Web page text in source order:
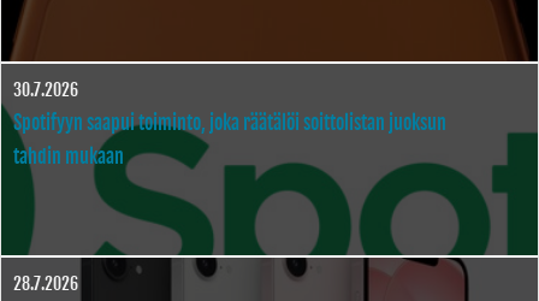
30.7.2026
Spotifyyn saapui toiminto, joka räätälöi soittolistan juoksun
tahdin mukaan
28.7.2026